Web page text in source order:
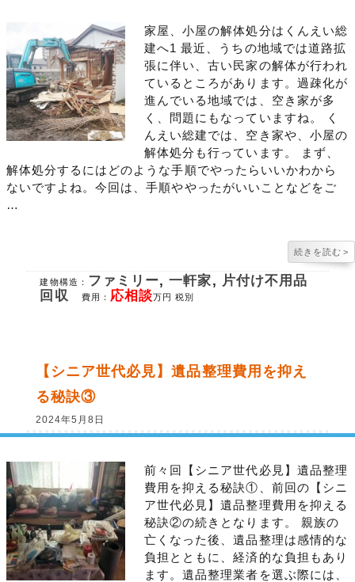
家屋、小屋の解体処分はくんえい総
建へ1 最近、うちの地域では道路拡
張に伴い、古い民家の解体が行われ
ているところがあります。過疎化が
進んでいる地域では、空き家が多
く、問題にもなっていますね。 く
んえい総建では、空き家や、小屋の
解体処分も行っています。 まず、
解体処分するにはどのような手順でやったらいいかわから
ないですよね。今回は、手順ややったがいいことなどをご
…
続きを読む >
建物構造： ファミリー,一軒家, 片付け不用品
回収 費用： 応相談万円 税別
【シニア世代必見】遺品整理費用を抑え
る秘訣③
2024年5月8日
前々回【シニア世代必見】遺品整理
費用を抑える秘訣①、前回の【シニ
ア世代必見】遺品整理費用を抑える
秘訣②の続きとなります。 親族の
亡くなった後、遺品整理は感情的な
負担とともに、経済的な負担もあり
ます。遺品整理業者を選ぶ際には、